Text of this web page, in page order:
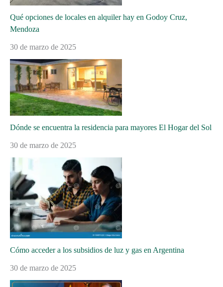
Qué opciones de locales en alquiler hay en Godoy Cruz,
Mendoza
30 de marzo de 2025
Dónde se encuentra la residencia para mayores El Hogar del Sol
30 de marzo de 2025
Cómo acceder a los subsidios de luz y gas en Argentina
30 de marzo de 2025